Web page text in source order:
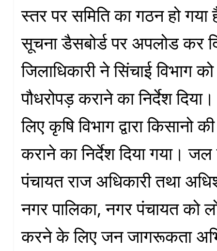
स्तर पर समिति का गठन हो
सूचना डैसबोर्ड पर अपलोड कर
जिलाधिकारी ने सिंचाई विभाग
पौधरोपड़ कराने का निर्देश
लिए कृषि विभाग द्वारा किसानो
कराने का निर्देश दिया गया।
पंचायत राज अधिकारी तथा
नगर पालिका, नगर पंचायत को
करने के लिए जन जागरूकता